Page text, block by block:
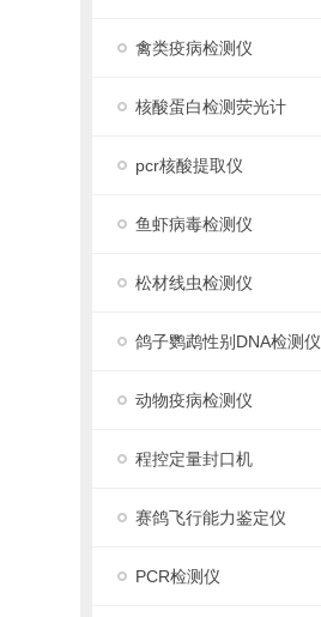
禽类疫病检测仪
核酸蛋白检测荧光计
pcr核酸提取仪
鱼虾病毒检测仪
松材线虫检测仪
鸽子鹦鹉性别DNA检测仪
动物疫病检测仪
程控定量封口机
赛鸽飞行能力鉴定仪
PCR检测仪